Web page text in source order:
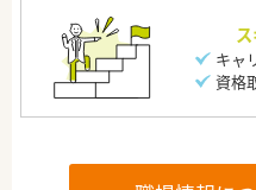
キャ
資格